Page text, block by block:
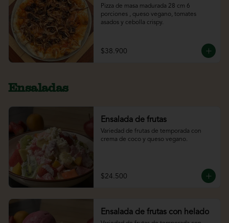
Pizza de masa madurada 28 cm 6
porciones , queso vegano, tomates
asados y cebolla crispy.
$38.900
Ensaladas
Ensalada de frutas
Variedad de frutas de temporada con
crema de coco y queso vegano.
$24.500
Ensalada de frutas con helado